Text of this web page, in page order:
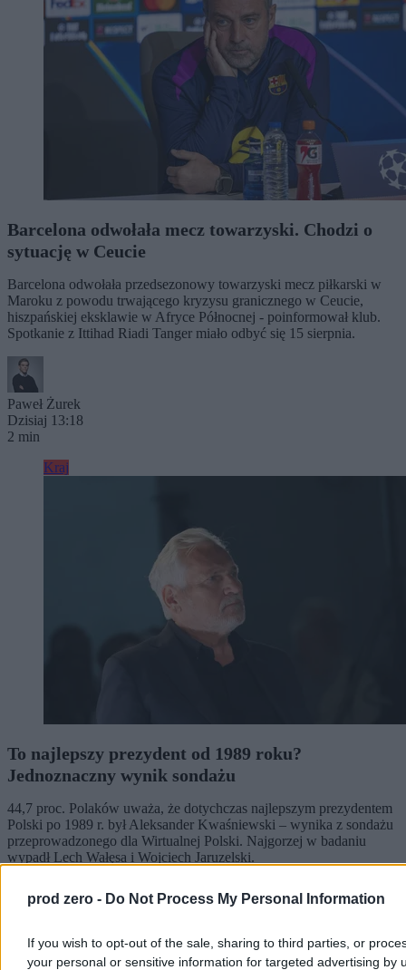
prod zero - Do Not Process My Personal Information
If you wish to opt-out of the sale, sharing to third parties, or
your personal or sensitive information for targeted advertising by
Barcelona odwołała mecz towarzyski. Chodzi o
sytuację w Ceucie
Barcelona odwołała przedsezonowy towarzyski mecz piłkarski w
Maroku z powodu trwającego kryzysu granicznego w Ceucie,
hiszpańskiej eksklawie w Afryce Północnej - poinformował klub.
Spotkanie z Ittihad Riadi Tanger miało odbyć się 15 sierpnia.
Paweł Żurek
Dzisiaj 13:18
2 min
Kraj
To najlepszy prezydent od 1989 roku?
Jednoznaczny wynik sondażu
44,7 proc. Polaków uważa, że dotychczas najlepszym prezydentem
Polski po 1989 r. był Aleksander Kwaśniewski – wynika z sondażu
przeprowadzonego dla Wirtualnej Polski. Najgorzej w badaniu
wypadł Lech Wałęsa i Wojciech Jaruzelski.
Dzisiaj 12:42
3 min